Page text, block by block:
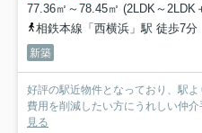
77.36㎡～78.45㎡ (2LDK～2LDK
相鉄本線「西横浜」駅 徒歩7分
新築
好評の駅近物件となっており、駅
費用を削減したい方にうれしい仲
見る